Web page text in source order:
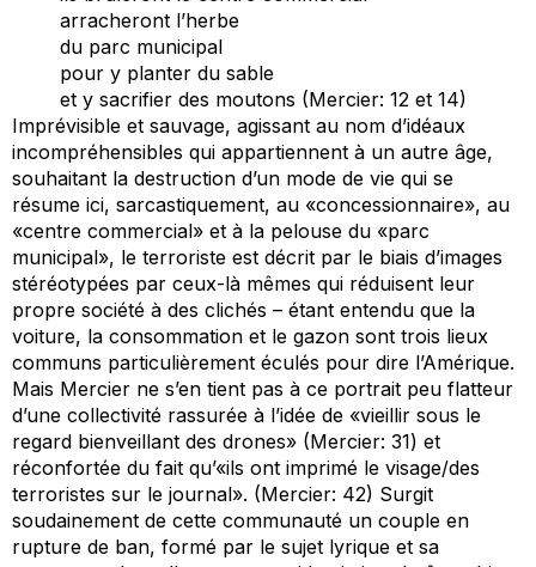
arracheront l’herbe
du parc municipal
pour y planter du sable
et y sacrifier des moutons (Mercier: 12 et 14)
Imprévisible et sauvage, agissant au nom d’idéaux
incompréhensibles qui appartiennent à un autre âge,
souhaitant la destruction d’un mode de vie qui se
résume ici, sarcastiquement, au «concessionnaire», au
«centre commercial» et à la pelouse du «parc
municipal», le terroriste est décrit par le biais d’images
stéréotypées par ceux-là mêmes qui réduisent leur
propre société à des clichés – étant entendu que la
voiture, la consommation et le gazon sont trois lieux
communs particulièrement éculés pour dire l’Amérique.
Mais Mercier ne s’en tient pas à ce portrait peu flatteur
d’une collectivité rassurée à l’idée de «vieillir sous le
regard bienveillant des drones» (Mercier: 31) et
réconfortée du fait qu’«ils ont imprimé le visage/des
terroristes sur le journal». (Mercier: 42) Surgit
soudainement de cette communauté un couple en
rupture de ban, formé par le sujet lyrique et sa